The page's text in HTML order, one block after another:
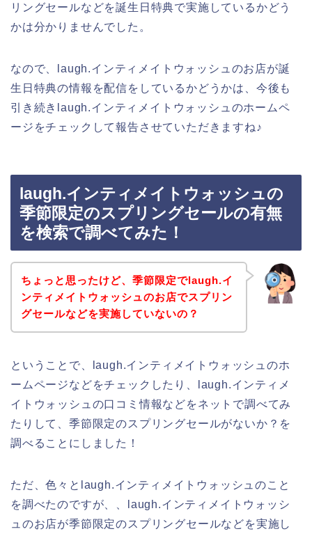
リングセールなどを誕生日特典で実施しているかどう
かは分かりませんでした。
なので、laugh.インティメイトウォッシュのお店が誕
生日特典の情報を配信をしているかどうかは、今後も
引き続きlaugh.インティメイトウォッシュのホームペ
ージをチェックして報告させていただきますね♪
laugh.インティメイトウォッシュの
季節限定のスプリングセールの有無
を検索で調べてみた！
ちょっと思ったけど、季節限定でlaugh.イ
ンティメイトウォッシュのお店でスプリン
グセールなどを実施していないの？
ということで、laugh.インティメイトウォッシュのホ
ームページなどをチェックしたり、laugh.インティメ
イトウォッシュの口コミ情報などをネットで調べてみ
たりして、季節限定のスプリングセールがないか？を
調べることにしました！
ただ、色々とlaugh.インティメイトウォッシュのこと
を調べたのですが、、laugh.インティメイトウォッシ
ュのお店が季節限定のスプリングセールなどを実施し